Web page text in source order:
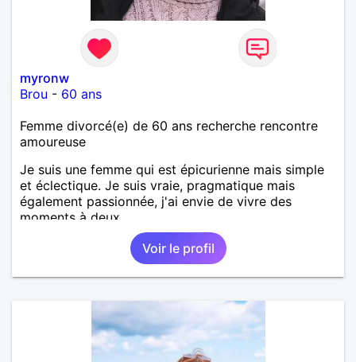
myronw
Brou - 60 ans
Femme divorcé(e) de 60 ans recherche rencontre
amoureuse
Je suis une femme qui est épicurienne mais simple
et éclectique. Je suis vraie, pragmatique mais
également passionnée, j'ai envie de vivre des
moments à deux.
Voir le profil